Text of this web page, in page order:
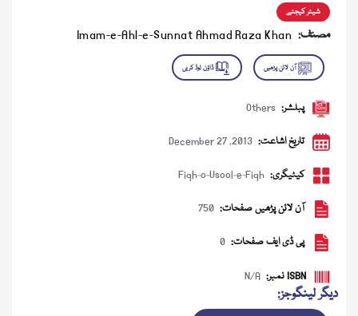
شیئر کیجئے
مصنف: Imam-e-Ahl-e-Sunnat Ahmad Raza Khan
پبلشر: Others
تاریخ اشاعت: December 27 ,2013
کیٹیگری: Fiqh-o-Usool-e-Fiqh
آن لائن پڑھیں صفحات: 750
پی ڈی ایف صفحات: 0
ISBN نمبر: N/A
دیگر لینگوجز: